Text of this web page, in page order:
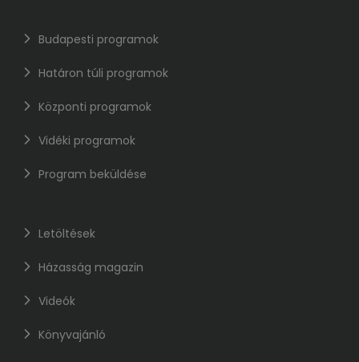
Budapesti programok
Határon túli programok
Központi programok
Vidéki programok
Program beküldése
Letöltések
Házasság magazin
Videók
Könyvajánló